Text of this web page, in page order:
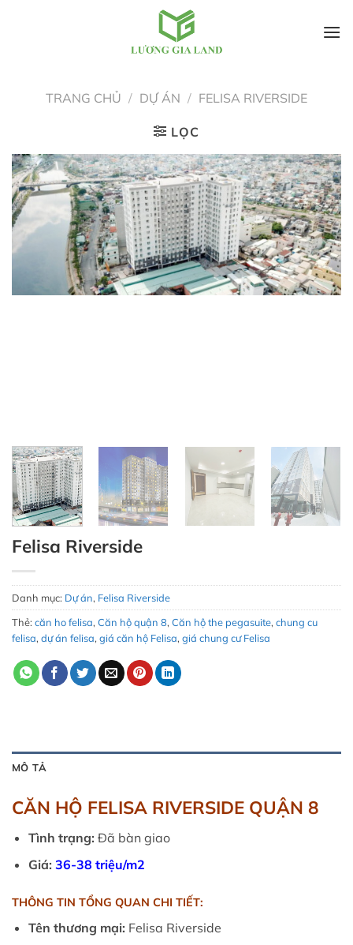
TRANG CHỦ / DỰ ÁN / FELISA RIVERSIDE
LỌC
Felisa Riverside
Danh mục: Dự án, Felisa Riverside
Thẻ: căn ho felisa, Căn hộ quận 8, Căn hộ the pegasuite, chung cu
felisa, dự án felisa, giá căn hộ Felisa, giá chung cư Felisa
MÔ TẢ
CĂN HỘ FELISA RIVERSIDE QUẬN 8
Tình trạng: Đã bàn giao
Giá: 36-38 triệu/m2
THÔNG TIN TỔNG QUAN CHI TIẾT:
Tên thương mại: Felisa Riverside